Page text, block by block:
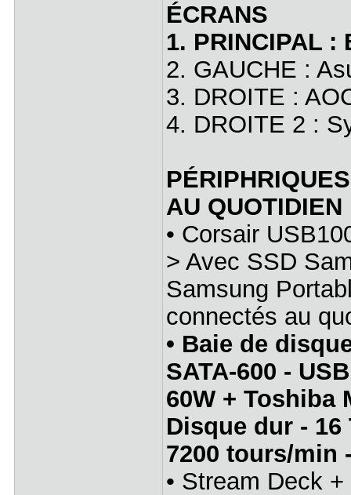
ÉCRANS
1. PRINCIPAL :
2. GAUCHE :
3. DROITE :
4. DROITE 2 :
AU QUOTIDIEN
• Corsair
> Avec SSD
Samsung
connectés au
• Baie de
SATA-600 -
60W + Toshiba
Disque dur - 16
7200 tours/min
• Stream Deck +